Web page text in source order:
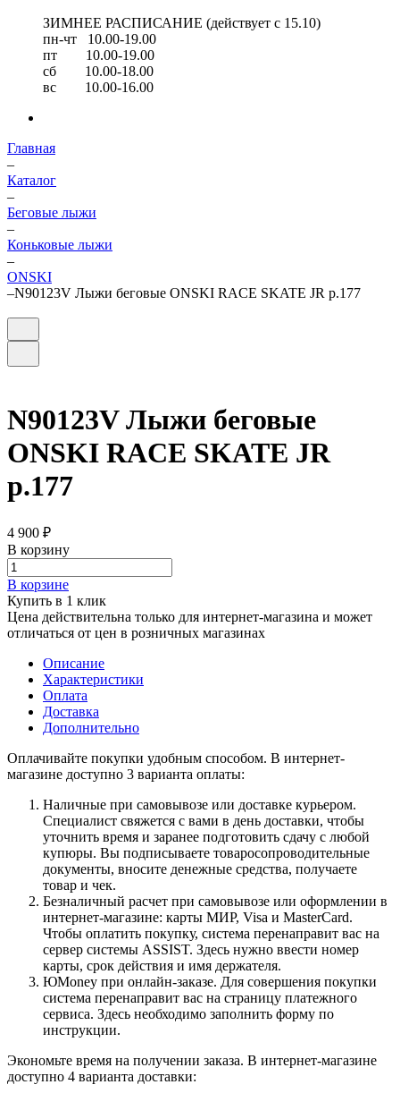
ЗИМНЕЕ РАСПИСАНИЕ (действует с 15.10)
пн-чт 10.00-19.00
пт 10.00-19.00
сб 10.00-18.00
вс 10.00-16.00
Главная
–
Каталог
–
Беговые лыжи
–
Коньковые лыжи
–
ONSKI
–N90123V Лыжи беговые ONSKI RACE SKATE JR р.177
N90123V Лыжи беговые
ONSKI RACE SKATE JR
р.177
4 900 ₽
В корзину
В корзине
Купить в 1 клик
Цена действительна только для интернет-магазина и может
отличаться от цен в розничных магазинах
Описание
Характеристики
Оплата
Доставка
Дополнительно
Оплачивайте покупки удобным способом. В интернет-
магазине доступно 3 варианта оплаты:
Наличные при самовывозе или доставке курьером.
Специалист свяжется с вами в день доставки, чтобы
уточнить время и заранее подготовить сдачу с любой
купюры. Вы подписываете товаросопроводительные
документы, вносите денежные средства, получаете
товар и чек.
Безналичный расчет при самовывозе или оформлении в
интернет-магазине: карты МИР, Visa и MasterCard.
Чтобы оплатить покупку, система перенаправит вас на
сервер системы ASSIST. Здесь нужно ввести номер
карты, срок действия и имя держателя.
ЮMoney при онлайн-заказе. Для совершения покупки
система перенаправит вас на страницу платежного
сервиса. Здесь необходимо заполнить форму по
инструкции.
Экономьте время на получении заказа. В интернет-магазине
доступно 4 варианта доставки: